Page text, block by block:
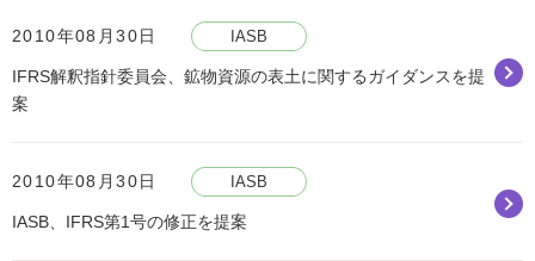
2010年08月30日 IASB
IFRS解釈指針委員会、鉱物資源の表土に関するガイダンスを提
案
2010年08月30日 IASB
IASB、IFRS第1号の修正を提案